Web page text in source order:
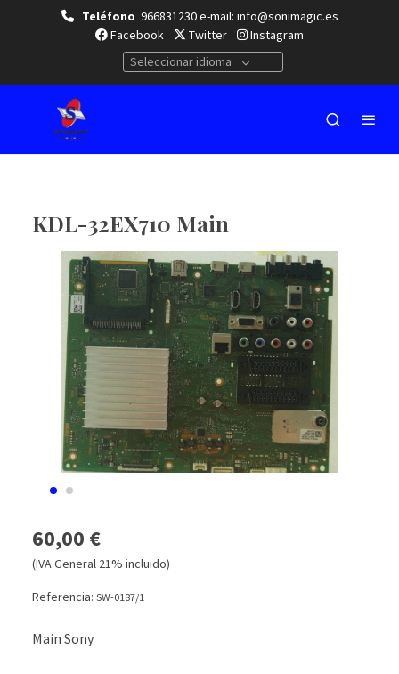
Teléfono 966831230 e-mail: info@sonimagic.es
Facebook
Twitter
Instagram
Seleccionar idioma
KDL-32EX710 Main
60,00 €
(IVA General 21% incluido)
Referencia: SW-0187/1
Main Sony